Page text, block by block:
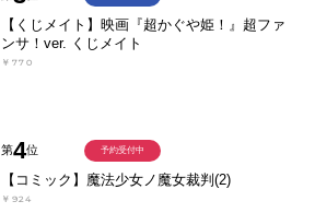
【くじメイト】映画『超かぐや姫！』超ファ
ンサ！ver. くじメイト
￥770
第4位
【コミック】魔法少女ノ魔女裁判(2)
￥924
予約受付中